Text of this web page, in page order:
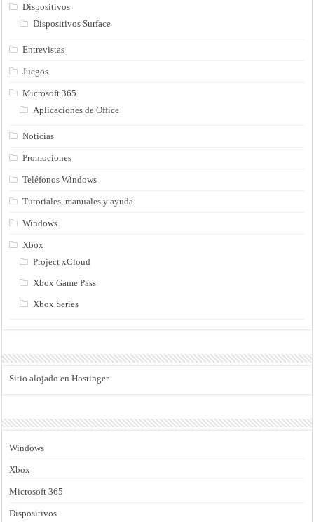
Dispositivos
Dispositivos Surface
Entrevistas
Juegos
Microsoft 365
Aplicaciones de Office
Noticias
Promociones
Teléfonos Windows
Tutoriales, manuales y ayuda
Windows
Xbox
Project xCloud
Xbox Game Pass
Xbox Series
Sitio alojado en Hostinger
Windows
Xbox
Microsoft 365
Dispositivos